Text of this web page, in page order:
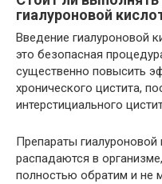
гиалуроновой
Введение гиалуроновой
это безопасная
существенно повысить
хронического цистита,
интерстициального
Препараты
распадаются в
полностью обратим и не